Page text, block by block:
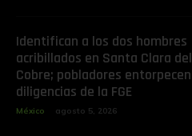
Identifican a los dos hombres
acribillados en Santa Clara del
Cobre; pobladores entorpecen
diligencias de la FGE
México agosto 5, 2026